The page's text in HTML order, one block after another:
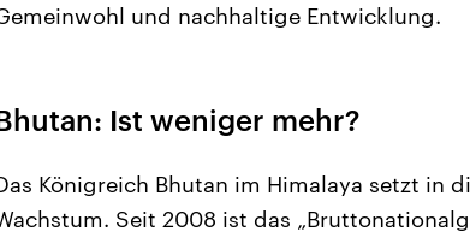
und nachhaltige Entwicklung.
Ist weniger mehr?
Königreich Bhutan im Himalaya setzt in
Seit 2008 ist das